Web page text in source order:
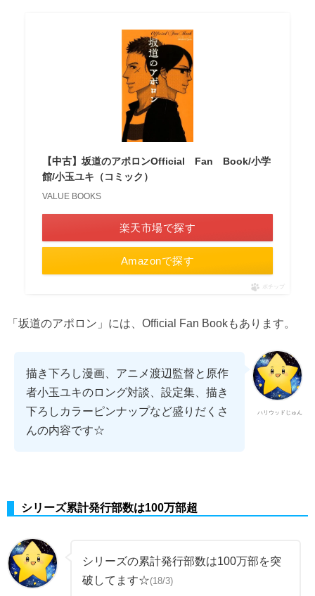
【中古】坂道のアポロンOfficial Fan Book/小学
館/小玉ユキ（コミック）
VALUE BOOKS
楽天市場で探す
Amazonで探す
ポチップ
「坂道のアポロン」には、Official Fan Bookもあります。
ハリウッドじゅん
描き下ろし漫画、アニメ渡辺監督と原作
者小玉ユキのロング対談、設定集、描き
下ろしカラーピンナップなど盛りだくさ
んの内容です☆
シリーズ累計発行部数は100万部超
シリーズの累計発行部数は100万部を突
破してます☆(18/3)